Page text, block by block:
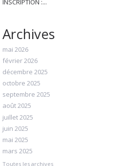
INSCRIPTION :...
Archives
mai 2026
février 2026
décembre 2025
octobre 2025
septembre 2025
août 2025
juillet 2025
juin 2025
mai 2025
mars 2025
Toutes les archives